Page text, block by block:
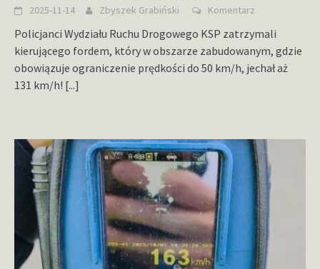
2025-11-14 Zbyszek Grabiński Komentarz
Policjanci Wydziału Ruchu Drogowego KSP zatrzymali
kierującego fordem, który w obszarze zabudowanym, gdzie
obowiązuje ograniczenie prędkości do 50 km/h, jechał aż
131 km/h! [...]